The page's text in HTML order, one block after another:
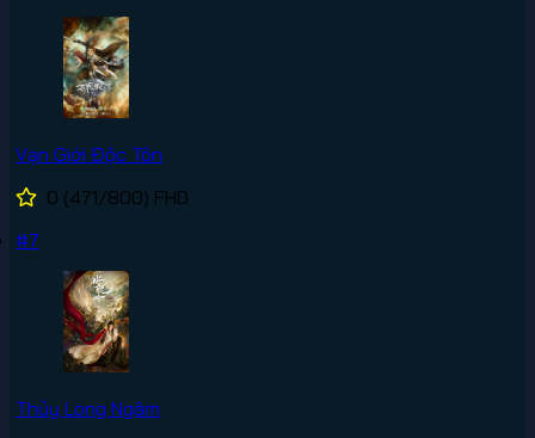
Vạn Giới Độc Tôn
0 (471/800) FHD
#7
Thủy Long Ngâm